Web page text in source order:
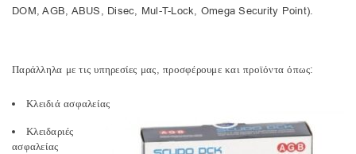
DOM, AGB, ABUS, Disec, Mul-T-Lock, Omega Security Point).
Παράλληλα με τις υπηρεσίες μας, προσφέρουμε και προϊόντα όπως:
Κλειδιά ασφαλείας
Κλειδαριές
ασφαλείας